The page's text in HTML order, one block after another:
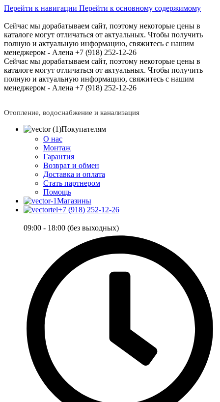
Перейти к навигации Перейти к основному содержимому
Сейчас мы дорабатываем сайт, поэтому некоторые цены в
каталоге могут отличаться от актуальных. Чтобы получить
полную и актуальную информацию, свяжитесь с нашим
менеджером - Алена +7 (918) 252-12-26
Сейчас мы дорабатываем сайт, поэтому некоторые цены в
каталоге могут отличаться от актуальных. Чтобы получить
полную и актуальную информацию, свяжитесь с нашим
менеджером - Алена +7 (918) 252-12-26
Отопление, водоснабжение и канализация
Покупателям
О нас
Монтаж
Гарантия
Возврат и обмен
Доставка и оплата
Стать партнером
Помощь
Магазины
+7 (918) 252-12-26
09:00 - 18:00 (без выходных)